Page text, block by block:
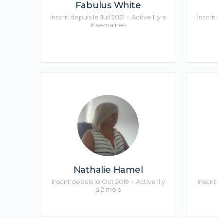
Fabulus White
Inscrit depuis le Juil 2021 • Active Il y a
6 semaines
Inscrit
Nathalie Hamel
Inscrit depuis le Oct 2019 • Active Il y
a 2 mois
Inscrit